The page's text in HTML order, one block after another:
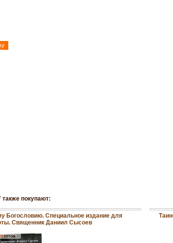
покупают:
Богословию. Специальное издание для
Священник Даниил Сысоев